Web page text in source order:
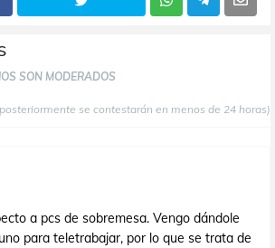
SON MODERADOS
se contestarán en menos de 24 horas)
a pcs de sobremesa. Vengo dándole
para teletrabajar, por lo que se trata de